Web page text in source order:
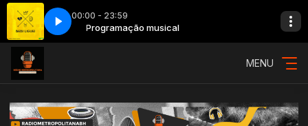
00:00 - 23:59
Programação musical
(Ao Vivo)043 - Marília Mendonça - Bebi Liguei (Ao Vivo)
MENU